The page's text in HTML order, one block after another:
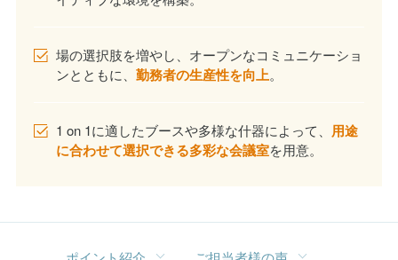
ンとともに、勤務者の生産性を向上 。
に合わせて選択できる多彩な会議室を用意。